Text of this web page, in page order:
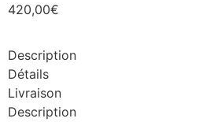
420,00€
Description
Détails
Livraison
Description